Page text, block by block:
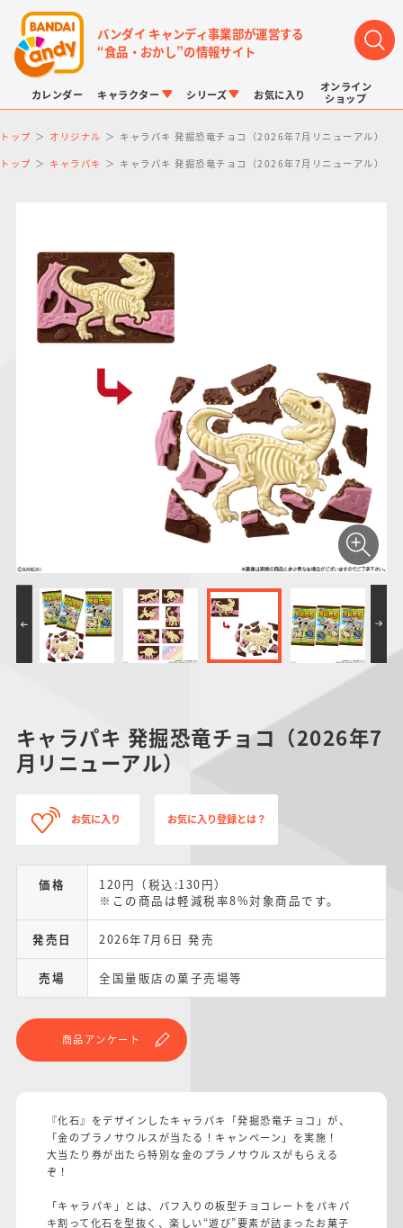
バンダイ キャンディ事業部が運営する
“食品・おかし”の情報サイト
カレンダー キャラクター
PROJECT R.E.D.・
スーパー戦隊シリー
ズ
ガンダムシリーズ
ポケットモンスター
アンパンマン
サンリオキャラクタ
ーズ
たまご
シリーズ
つりグミ
にふぉるめーしょん
＆スクエアシール
SMPシリーズ
ポケモンスケールワ
ールド
お気に入り
オンライン
ショップ
トップ オリジナル キャラパキ 発掘恐竜チョコ（2026年7月リニューアル）
トップ キャラパキ キャラパキ 発掘恐竜チョコ（2026年7月リニューアル）
キャラパキ 発掘恐竜チョコ（2026年7
月リニューアル）
お気に入り お気に入り登録とは？
価格
120円（税込:130円）
※この商品は軽減税率8%対象商品です。
発売日 2026年7月6日 発売
売場 全国量販店の菓子売場等
商品アンケート
『化石』をデザインしたキャラパキ「発掘恐竜チョコ」が、
「金のプラノサウルスが当たる！キャンペーン」を実施！
大当たり券が出たら特別な金のプラノサウルスがもらえる
ぞ！
「キャラパキ」とは、パフ入りの板型チョコレートをパキパ
キ割って化石を型抜く、楽しい“遊び”要素が詰まったお菓子